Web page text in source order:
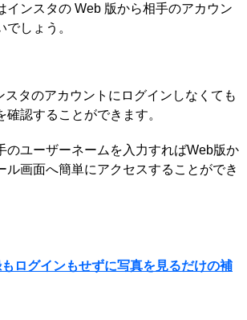
インスタの Web 版から相手のアカウン
でしょう。
タのアカウントにログインしなくても
認することができます。
のユーザーネームを入力すればWeb版か
ル画面へ簡単にアクセスすることができ
ログインもせずに写真を見るだけの補